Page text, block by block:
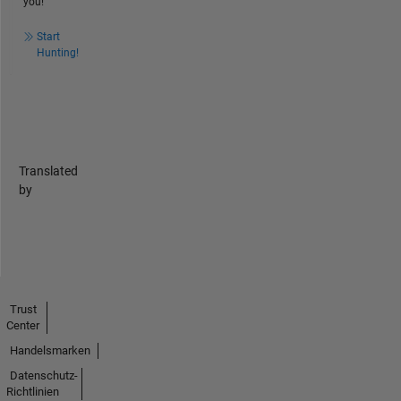
Start
Hunting!
Translated
by
Trust
Center
Handelsmarken
Datenschutz-
Richtlinien